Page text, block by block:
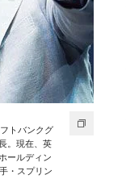
トバンクグ
。現在、英
ールディン
・スプリン